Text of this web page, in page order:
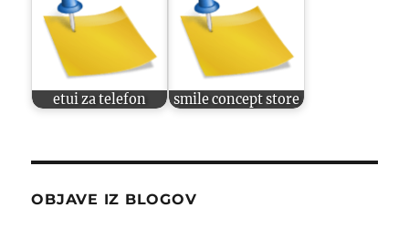
etui za telefon smile concept store
OBJAVE IZ BLOGOV